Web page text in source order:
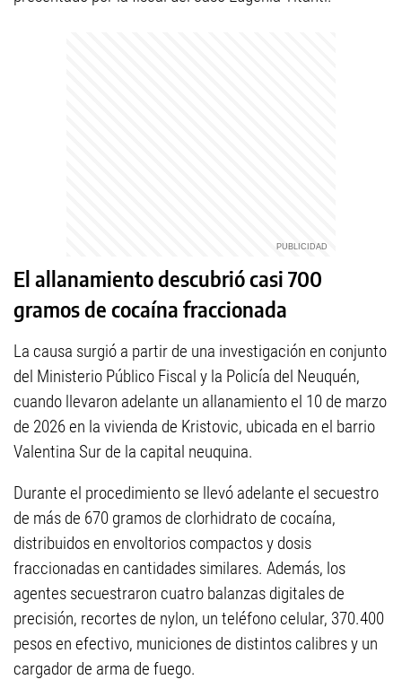
El allanamiento descubrió casi 700
gramos de cocaína fraccionada
La causa surgió a partir de una investigación en conjunto
del Ministerio Público Fiscal y la Policía del Neuquén,
cuando llevaron adelante un allanamiento el 10 de marzo
de 2026 en la vivienda de Kristovic, ubicada en el barrio
Valentina Sur de la capital neuquina.
Durante el procedimiento se llevó adelante el secuestro
de más de 670 gramos de clorhidrato de cocaína,
distribuidos en envoltorios compactos y dosis
fraccionadas en cantidades similares. Además, los
agentes secuestraron cuatro balanzas digitales de
precisión, recortes de nylon, un teléfono celular, 370.400
pesos en efectivo, municiones de distintos calibres y un
cargador de arma de fuego.